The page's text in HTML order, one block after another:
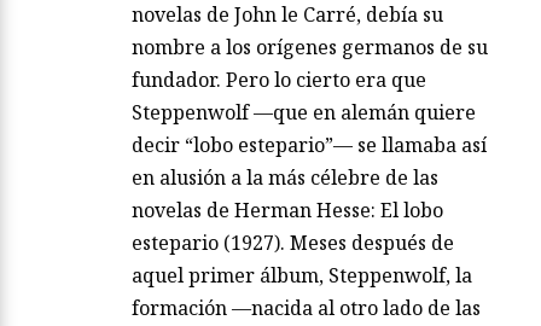
novelas de John le Carré, debía su
nombre a los orígenes germanos de su
fundador. Pero lo cierto era que
Steppenwolf —que en alemán quiere
decir “lobo estepario”— se llamaba así
en alusión a la más célebre de las
novelas de Herman Hesse: El lobo
estepario (1927). Meses después de
aquel primer álbum, Steppenwolf, la
formación —nacida al otro lado de las